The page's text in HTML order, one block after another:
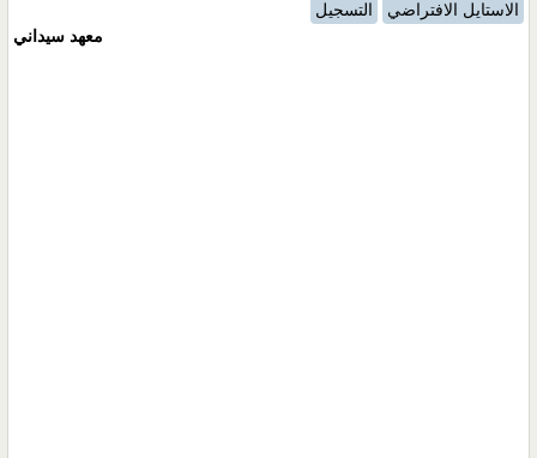
الاستايل الافتراضي
التسجيل
معهد سيداني